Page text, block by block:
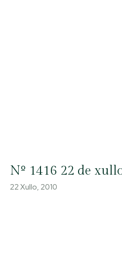
Nº 1416 22 de
22 Xullo, 2010